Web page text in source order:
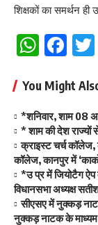
शिक्षकों का समर्थन
You Might
*शनिवार, शाम 08
* शाम की देश राज्यों
क्राइस्ट चर्च कॉलेज,
कॉलेज, कानपुर में
*उ प्र में जियोटैग ऐप
विधानसभा अध्यक्ष
सीएसए में नुक्कड़
नुक्कड़ नाटक के माध्यम